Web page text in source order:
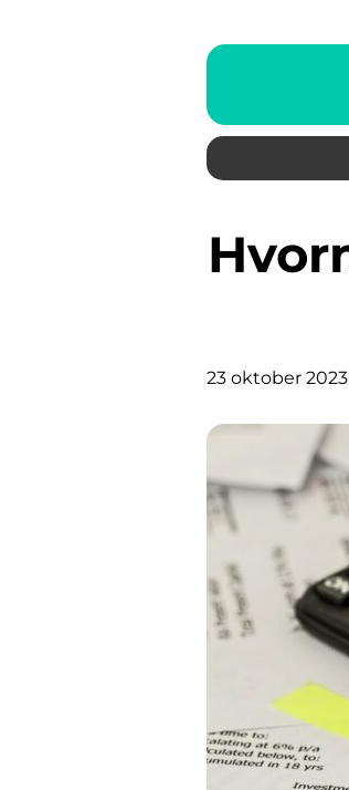
Hvornår får man penge tilbage
23 oktober 2023